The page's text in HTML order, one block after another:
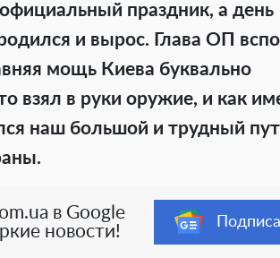
праздник, а день
и вырос. Глава ОП
мощь Киева буквально
взял в руки оружие, и как
наш большой и трудный
в Google
новости!